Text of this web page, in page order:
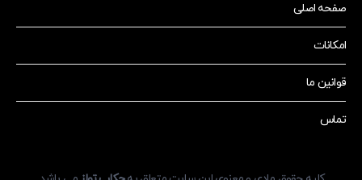
صفحه اصلی
امکانات
قوانین ما
تماس